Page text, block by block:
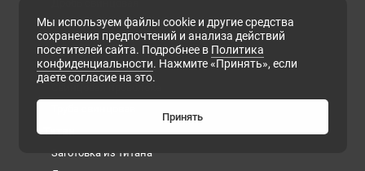
Кирпич свинцовый
Лист свинцовый
Роль свинцовая
Заготовка из титана
Мы используем файлы cookie и другие средства
сохранения предпочтений и анализа действий
посетителей сайта. Подробнее в Политика
конфиденциальности. Нажмите «Принять», если
даете согласие на это.
Принять